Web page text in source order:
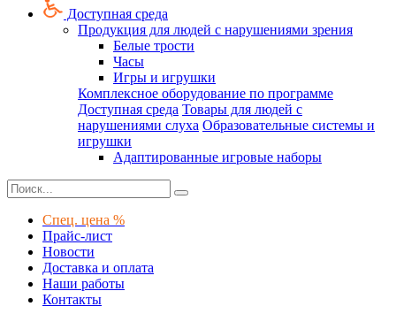
Доступная среда
Продукция для людей с нарушениями зрения
Белые трости
Часы
Игры и игрушки
Комплексное оборудование по программе
Доступная среда Товары для людей с
нарушениями слуха Образовательные системы и
игрушки
Адаптированные игровые наборы
Спец. цена %
Прайс-лист
Новости
Доставка и оплата
Наши работы
Контакты